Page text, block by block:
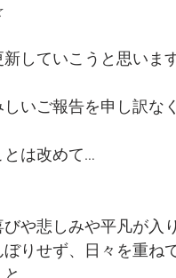
していこうと思いま
いご報告を申し訳な
とは改めて…
や悲しみや平凡が入
りせず、日々を重ね